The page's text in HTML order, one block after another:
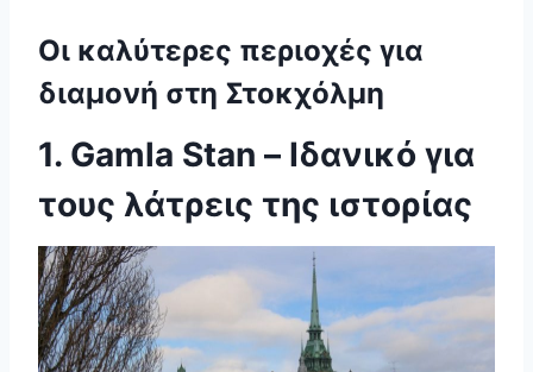
Οι καλύτερες περιοχές για
διαμονή στη Στοκχόλμη
1. Gamla Stan – Ιδανικό για
τους λάτρεις της ιστορίας